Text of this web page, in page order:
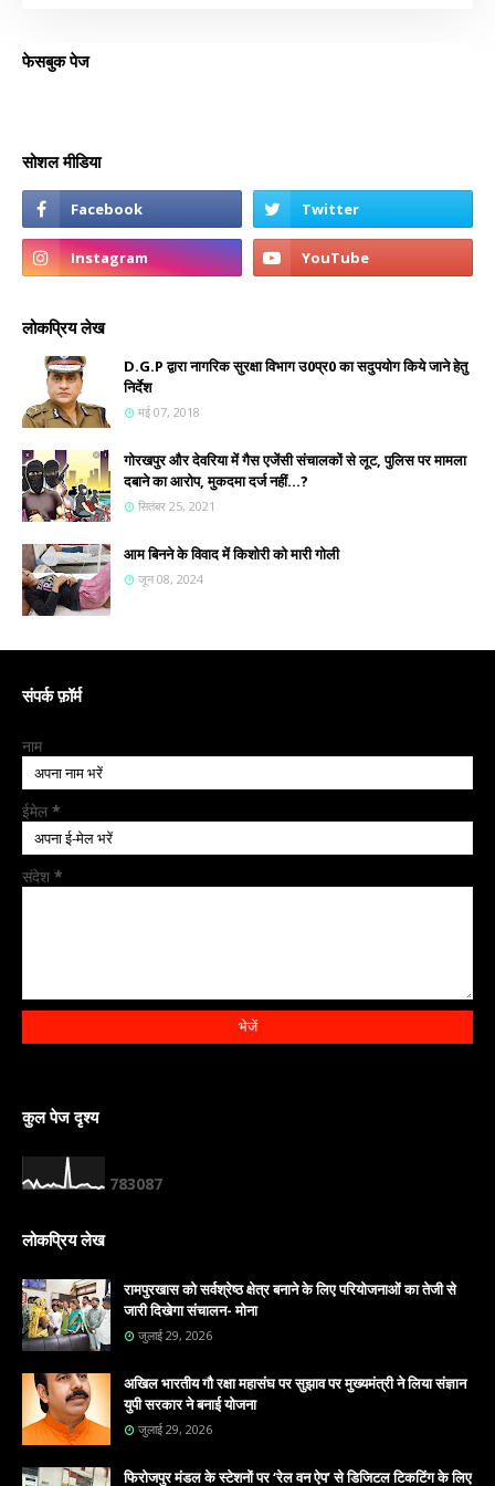
फेसबुक पेज
सोशल मीडिया
लोकप्रिय लेख
D.G.P द्वारा नागरिक सुरक्षा विभाग उ0प्र0 का सदुपयोग किये जाने हेतु
निर्देश
मई 07, 2018
गोरखपुर और देवरिया में गैस एजेंसी संचालकों से लूट, पुलिस पर मामला
दबाने का आरोप, मुकदमा दर्ज नहीं...?
सितंबर 25, 2021
आम बिनने के विवाद में किशोरी को मारी गोली
जून 08, 2024
संपर्क फ़ॉर्म
नाम
ईमेल *
संदेश *
कुल पेज दृश्य
783087
लोकप्रिय लेख
रामपुरखास को सर्वश्रेष्ठ क्षेत्र बनाने के लिए परियोजनाओं का तेजी से
जारी दिखेगा संचालन- मोना
जुलाई 29, 2026
अखिल भारतीय गौ रक्षा महासंघ पर सुझाव पर मुख्यमंत्री ने लिया संज्ञान
युपी सरकार ने बनाई योजना
जुलाई 29, 2026
फिरोजपुर मंडल के स्टेशनों पर ‘रेल वन ऐप’ से डिजिटल टिकटिंग के लिए